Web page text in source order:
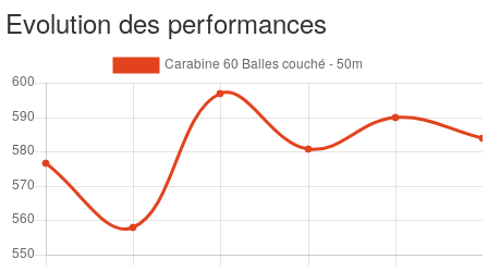
Evolution des performances